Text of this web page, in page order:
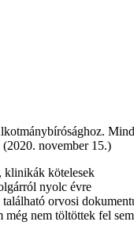
(2020. november 15.)
klinikák kötelesek
nyolc évre
orvosi
még nem töltöttek fel